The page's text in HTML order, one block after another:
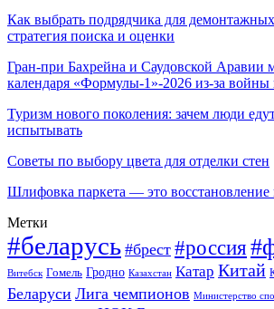
Как выбрать подрядчика для
стратегия поиска и оценки
Гран-при Бахрейна и Саудовской Аравии
календаря «Формулы-1»-2026 из-за войны
Туризм нового поколения: зачем люди
испытывать
Советы по выбору цвета для отделки стен
Шлифовка паркета — это восстановление
Метки
#беларусь #брест #россия
Витебск Гомель Гродно Казахстан Катар Китай
Беларуси Лига чемпионов Министерство